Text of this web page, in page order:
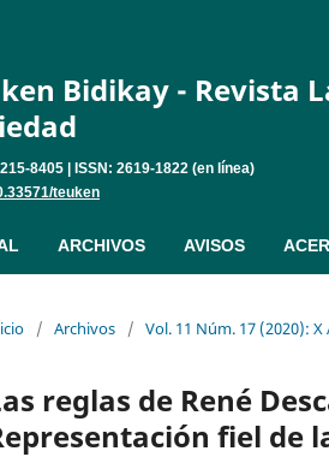
Bidikay - Revista
8405 | ISSN: 2619-1822 (en línea)
teuken
ARCHIVOS AVISOS
/ Archivos / Vol. 11 Núm. 17 (2020):
reglas de René
fiel de